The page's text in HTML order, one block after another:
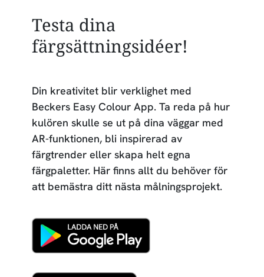
Testa dina
färgsättningsidéer!
Din kreativitet blir verklighet med
Beckers Easy Colour App. Ta reda på hur
kulören skulle se ut på dina väggar med
AR-funktionen, bli inspirerad av
färgtrender eller skapa helt egna
färgpaletter. Här finns allt du behöver för
att bemästra ditt nästa målningsprojekt.